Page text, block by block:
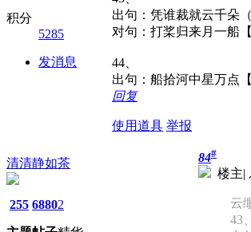
积分
5285
发消息
出句：凭谁裁就云千朵（
对句：打桨归来月一船【
44、
出句：船拾河中星万点【
回复
使用道具 举报
清清静如茶
255 68802
84#
楼主|
云
43、